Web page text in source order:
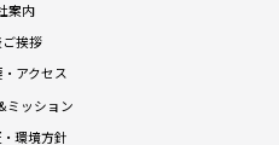
案内
挨拶
アクセス
ミッション
環境方針